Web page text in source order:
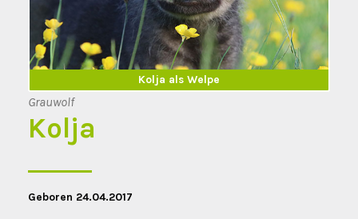
Kolja als Welpe
Kolja erwachsen
Grauwolf
Kolja
Geboren 24.04.2017